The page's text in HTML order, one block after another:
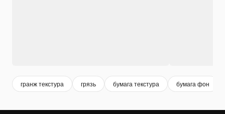
гранж текстура грязь бумага текстура бумага фон